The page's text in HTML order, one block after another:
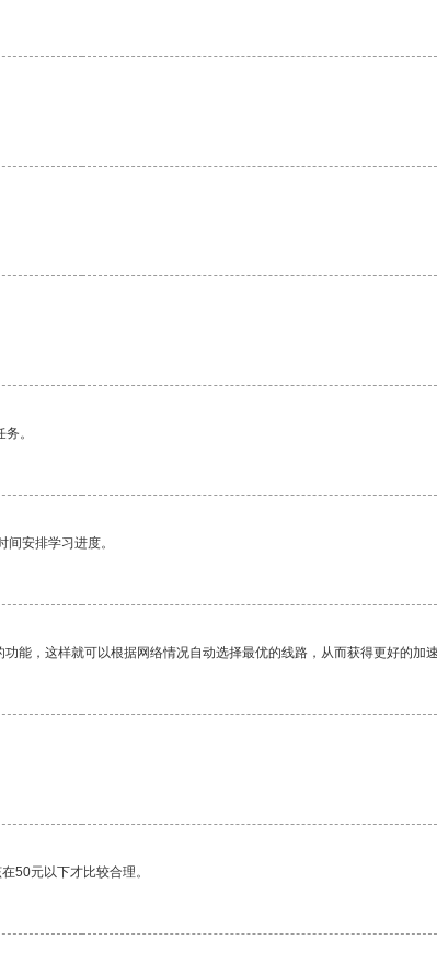
。
安排学习进度。
能，这样就可以根据网络情况自动选择最优的线路，从而获得更好的加速
50元以下才比较合理。